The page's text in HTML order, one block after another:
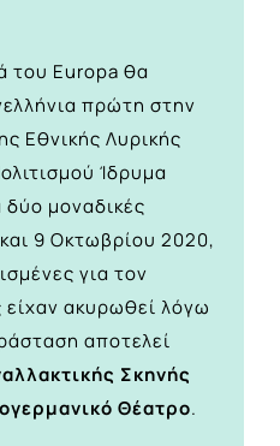
του Europa θα
πρώτη στην
Εθνικής Λυρικής
Ίδρυμα
μοναδικές
9 Οκτωβρίου 2020,
για τον
ακυρωθεί λόγω
αποτελεί
Σκηνής
Θέατρο.